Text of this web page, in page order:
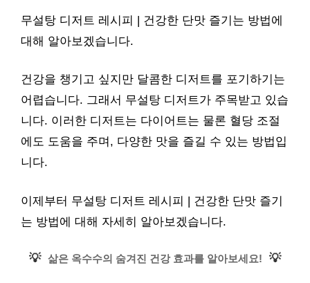
무설탕 디저트 레시피 | 건강한 단맛 즐기는 방법에
대해 알아보겠습니다.
건강을 챙기고 싶지만 달콤한 디저트를 포기하기는
어렵습니다. 그래서 무설탕 디저트가 주목받고 있습
니다. 이러한 디저트는 다이어트는 물론 혈당 조절
에도 도움을 주며, 다양한 맛을 즐길 수 있는 방법입
니다.
이제부터 무설탕 디저트 레시피 | 건강한 단맛 즐기
는 방법에 대해 자세히 알아보겠습니다.
💡 삶은 옥수수의 숨겨진 건강 효과를 알아보세요! 💡